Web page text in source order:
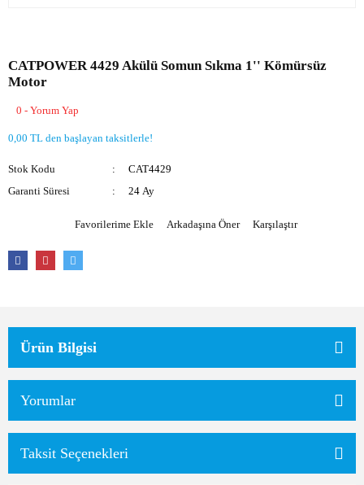
CATPOWER 4429 Akülü Somun Sıkma 1'' Kömürsüz
Motor
0 - Yorum Yap
0,00 TL den başlayan taksitlerle!
Stok Kodu
CAT4429
Garanti Süresi
24 Ay
Arkadaşına Öner Karşılaştır
Ürün Bilgisi
Yorumlar
Taksit Seçenekleri